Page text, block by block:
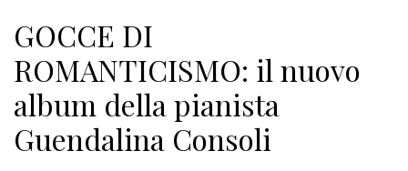
Pink Society
GOCCE DI
ROMANTICISMO: il nuovo
album della pianista
Guendalina Consoli